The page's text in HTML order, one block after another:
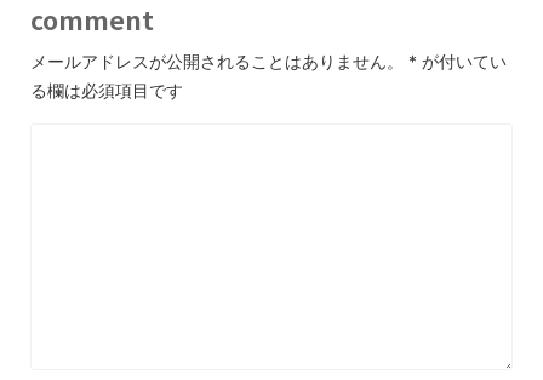
comment
メールアドレスが公開されることはありません。 * が付いてい
る欄は必須項目です